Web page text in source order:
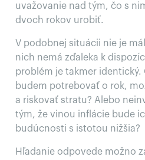
uvažovanie nad tým, čo s
dvoch rokov urobiť.
V podobnej situácii nie je
nich nemá zďaleka k
problém je takmer identický.
budem potrebovať o rok,
a riskovať stratu? Alebo
tým, že vinou inflácie bude
budúcnosti s istotou nižšia?
Hľadanie odpovede možno